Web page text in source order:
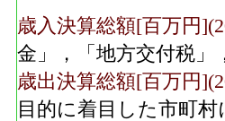
歳入決算総額[百万円
金」，「地方交付税」
歳出決算総額[百万円
目的に着目した市町